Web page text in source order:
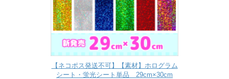
【ネコポス発送不可】【素材】ホログラム
シート・蛍光シート単品 29cm×30cm